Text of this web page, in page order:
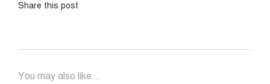
Share this post
You may also like...